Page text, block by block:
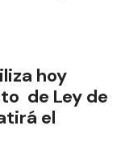
hoy
de Ley de
el